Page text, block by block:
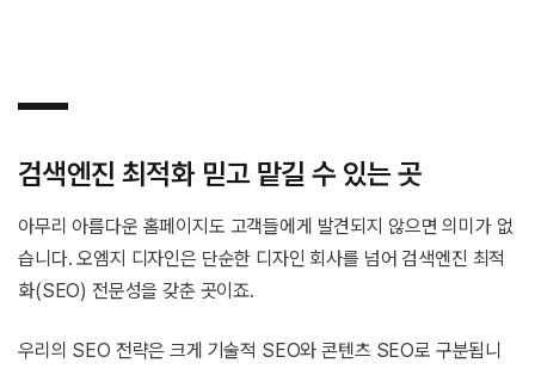
검색엔진 최적화 믿고 맡길 수 있는 곳
아무리 아름다운 홈페이지도 고객들에게 발견되지 않으면 의미가 없
습니다. 오엠지 디자인은 단순한 디자인 회사를 넘어 검색엔진 최적
화(SEO) 전문성을 갖춘 곳이죠.
우리의 SEO 전략은 크게 기술적 SEO와 콘텐츠 SEO로 구분됩니